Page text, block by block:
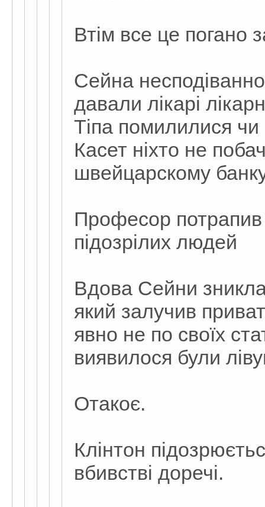
Втім все це погано
Сейна
давали лікарі
Тіпа помилилися
Касет ніхто не
швейцарскому
Професор
підозрілих людей
Вдова Сейни
який залучив
явно не по своїх
виявилося були
Отакоє.
Клінтон
вбивстві доречі.